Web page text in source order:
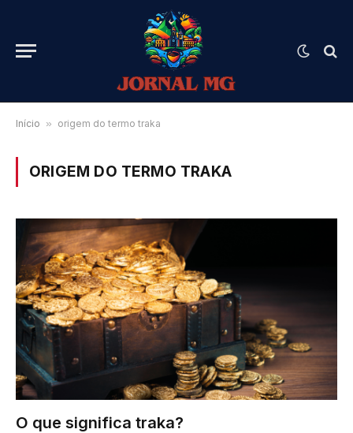
Início » origem do termo traka
ORIGEM DO TERMO TRAKA
O que significa traka?